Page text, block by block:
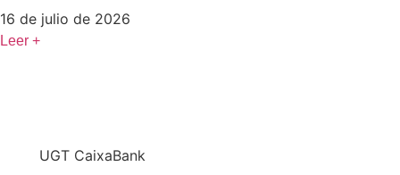
16 de julio de 2026
Leer +
UGT CaixaBank